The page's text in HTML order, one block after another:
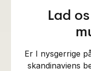
Lad
Er I nysgerrige
skandinaviens